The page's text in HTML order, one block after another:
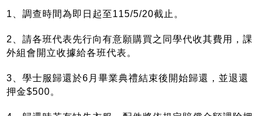
1 、調查時間為即日起至115/5/20截止。
2、請各班代表先行向有意願購買之同學代收其費用，課
外組會開立收據給各班代表。
3、學士服歸還於6月畢業典禮結束後開始歸還，並退還
押金$500。